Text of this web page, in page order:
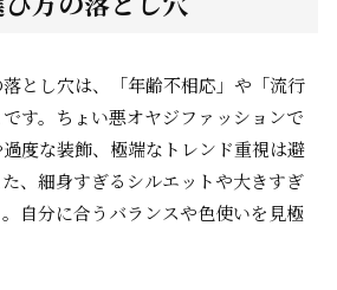
とし穴は、「年齢不相応」や「流行
す。ちょい悪オヤジファッションで
度な装飾、極端なトレンド重視は避
、細身すぎるシルエットや大きすぎ
自分に合うバランスや色使いを見極